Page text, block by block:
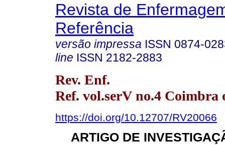
Revista de
Referência
versão impressa ISSN 0874-
line ISSN 2182-2883
Rev. Enf.
Ref. vol.serV no.4 Coimbra
https://doi.org/10.12707/RV20066
ARTIGO DE